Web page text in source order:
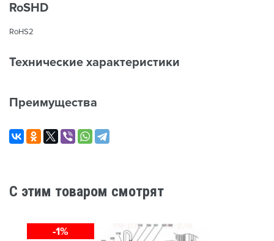
RoSHD
RoHS2
Технические характеристики
Преимущества
C этим товаром смотрят
-1%